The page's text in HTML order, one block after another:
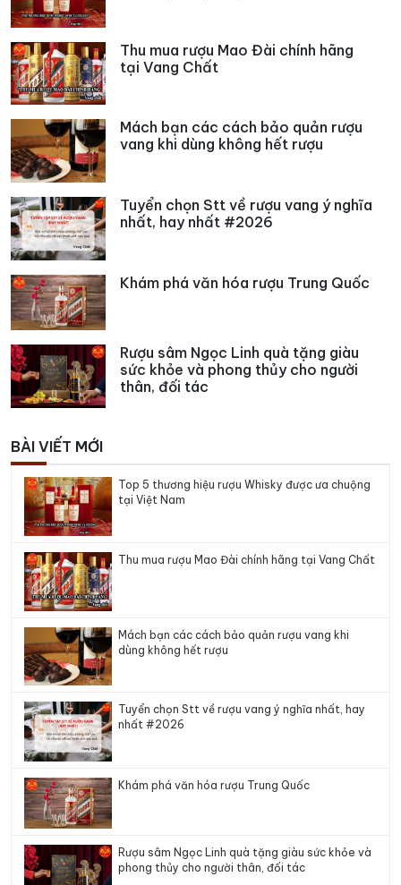
Thu mua rượu Mao Đài chính hãng
tại Vang Chất
Mách bạn các cách bảo quản rượu
vang khi dùng không hết rượu
Tuyển chọn Stt về rượu vang ý nghĩa
nhất, hay nhất #2026
Khám phá văn hóa rượu Trung Quốc
Rượu sâm Ngọc Linh quà tặng giàu
sức khỏe và phong thủy cho người
thân, đối tác
BÀI VIẾT MỚI
Top 5 thương hiệu rượu Whisky được ưa chuộng
tại Việt Nam
Thu mua rượu Mao Đài chính hãng tại Vang Chất
Mách bạn các cách bảo quản rượu vang khi
dùng không hết rượu
Tuyển chọn Stt về rượu vang ý nghĩa nhất, hay
nhất #2026
Khám phá văn hóa rượu Trung Quốc
Rượu sâm Ngọc Linh quà tặng giàu sức khỏe và
phong thủy cho người thân, đối tác